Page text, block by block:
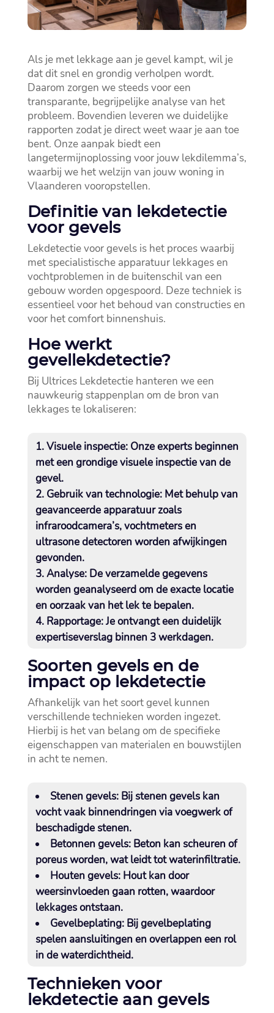
Als je met lekkage aan je gevel kampt, wil je
dat dit snel en grondig verholpen wordt.​
Daarom zorgen we steeds voor een
transparante, begrijpelijke analyse van het
probleem.​ Bovendien leveren we duidelijke
rapporten zodat je direct weet waar je aan toe
bent.​ Onze aanpak biedt een
langetermijnoplossing voor jouw lekdilemma’s,
waarbij we het welzijn van jouw woning in
Vlaanderen vooropstellen.​
Definitie van lekdetectie
voor gevels
Lekdetectie voor gevels is het proces waarbij
met specialistische apparatuur lekkages en
vochtproblemen in de buitenschil van een
gebouw worden opgespoord.​ Deze techniek is
essentieel voor het behoud van constructies en
voor het comfort binnenshuis.​
Hoe werkt
gevellekdetectie?
Bij Ultrices Lekdetectie hanteren we een
nauwkeurig stappenplan om de bron van
lekkages te lokaliseren:
Visuele inspectie: Onze experts beginnen
met een grondige visuele inspectie van de
gevel.​
Gebruik van technologie: Met behulp van
geavanceerde apparatuur zoals
infraroodcamera’s, vochtmeters en
ultrasone detectoren worden afwijkingen
gevonden.​
Analyse: De verzamelde gegevens
worden geanalyseerd om de exacte locatie
en oorzaak van het lek te bepalen.​
Rapportage: Je ontvangt een duidelijk
expertiseverslag binnen 3 werkdagen.​
Soorten gevels en de
impact op lekdetectie
Afhankelijk van het soort gevel kunnen
verschillende technieken worden ingezet.​
Hierbij is het van belang om de specifieke
eigenschappen van materialen en bouwstijlen
in acht te nemen.​
Stenen gevels:Bij stenen gevels kan
vocht vaak binnendringen via voegwerk of
beschadigde stenen.​
Betonnen gevels:Beton kan scheuren of
poreus worden, wat leidt tot waterinfiltratie.​
Houten gevels:Hout kan door
weersinvloeden gaan rotten, waardoor
lekkages ontstaan.​
Gevelbeplating:Bij gevelbeplating
spelen aansluitingen en overlappen een rol
in de waterdichtheid.​
Technieken voor
lekdetectie aan gevels